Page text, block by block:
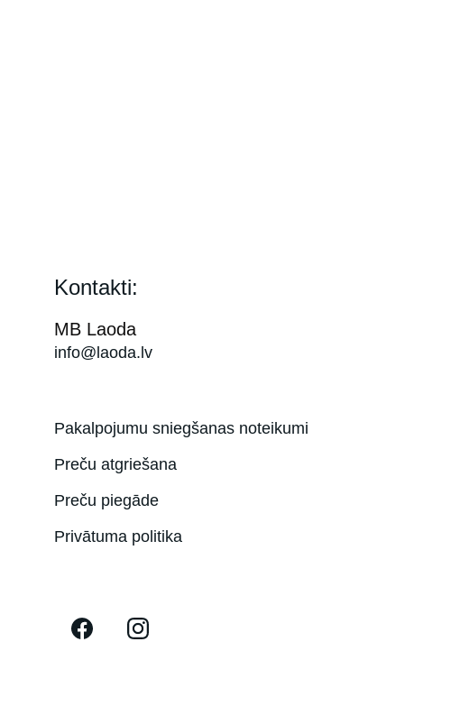
MB Laoda
Kontakti:
info@laoda.lv
Pakalpojumu sniegšanas noteikumi
Preču atgriešana
Preču piegāde
Privātuma politika